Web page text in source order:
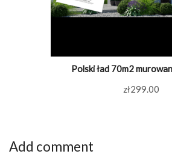
Polski ład 70m2
zł299.00
Add comment